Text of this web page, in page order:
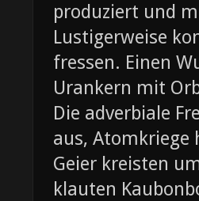
produziert und
Lustigerweise
fressen. Einen
Urankern mit
Die adverbiale
aus,
Geier kreisten
klauten